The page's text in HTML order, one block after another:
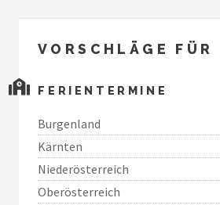
VORSCHLÄGE FÜR
FERIENTERMINE
Burgenland
Kärnten
Niederösterreich
Oberösterreich